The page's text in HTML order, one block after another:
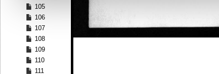
105
106
107
108
109
110
111